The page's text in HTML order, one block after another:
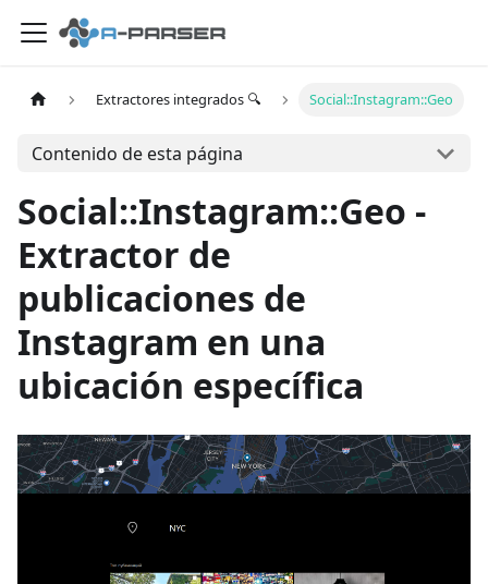
Extractores integrados 🔍 Social::Instagram::Geo
Contenido de esta página
Social::Instagram::Geo -
Extractor de
publicaciones de
Instagram en una
ubicación específica